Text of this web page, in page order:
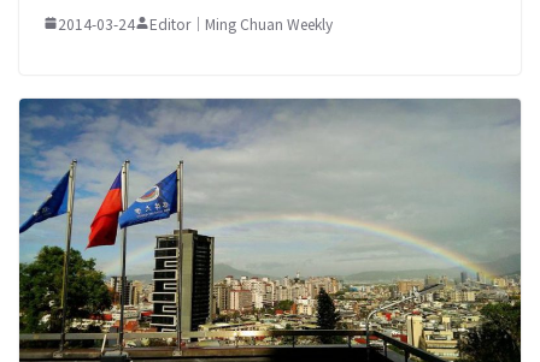
2014-03-24 Editor｜Ming Chuan Weekly